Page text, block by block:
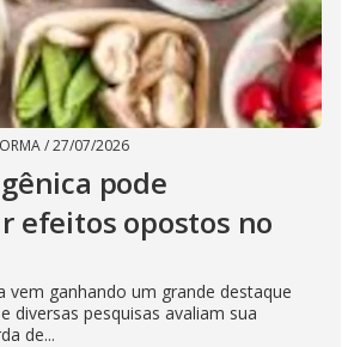
/27/07/2026
pode
efeitos opostos no
vem ganhando um grande destaque
diversas pesquisas avaliam sua
de...